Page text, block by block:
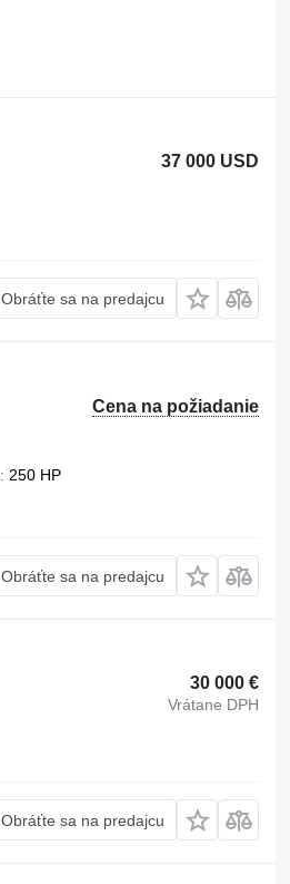
37 000 USD
Obráťte sa na predajcu
Cena na požiadanie
250 HP
Obráťte sa na predajcu
30 000 €
Vrátane DPH
Obráťte sa na predajcu